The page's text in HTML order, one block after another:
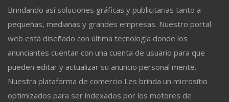
Brindando así soluciones gráficas y publicitarias tanto a
pequeñas, medianas y grandes empresas. Nuestro portal
web está diseñado con última tecnología donde los
anunciantes cuentan con una cuenta de usuario para que
pueden editar y actualizar su anuncio personal mente.
Nuestra plataforma de comercio Les brinda un micrositio
optimizados para ser indexados por los motores de